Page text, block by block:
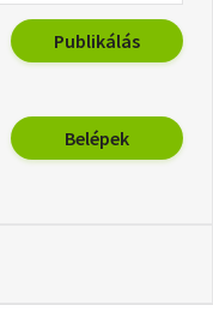
Publikálás
Belépek